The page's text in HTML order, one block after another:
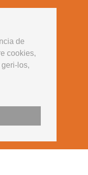
de
cookies,
los,